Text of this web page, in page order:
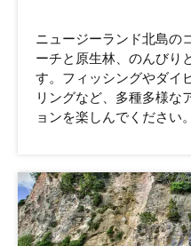
ニュージーランド北島の
ーチと原生林、のんびり
す。フィッシングやダイ
リングなど、多種多様な
ョンを楽しんでください。